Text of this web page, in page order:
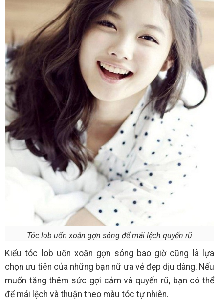
Tóc lob uốn xoăn gợn sóng để mái lệch quyến rũ
Kiểu tóc lob uốn xoăn gợn sóng bao giờ cũng là lựa
chọn ưu tiên của những bạn nữ ưa vẻ đẹp dịu dàng. Nếu
muốn tăng thêm sức gợi cảm và quyến rũ, bạn có thể
để mái lệch và thuận theo màu tóc tự nhiên.